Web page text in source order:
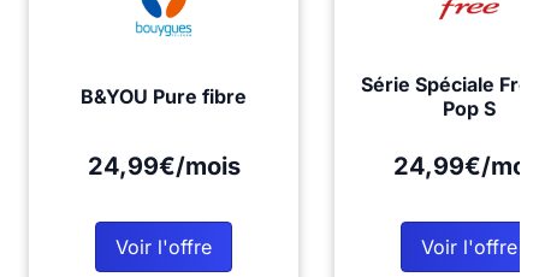
B&YOU Pure fibre
24,99€/mois
Voir l'offre
Série Spéciale
Pop S
24,99€/
Voir l'offre